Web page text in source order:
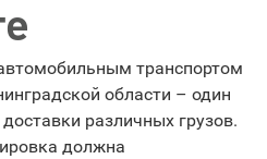
транспортом
области – один
различных грузов.
должна